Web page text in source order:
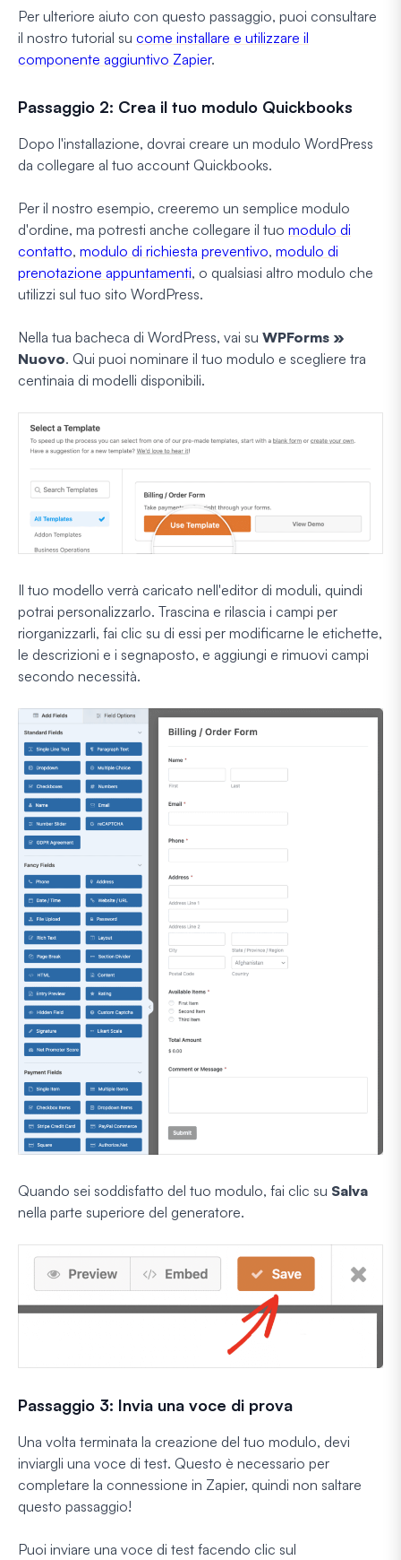
Per ulteriore aiuto con questo passaggio, puoi consultare
il nostro tutorial su come installare e utilizzare il
componente aggiuntivo Zapier.
Passaggio 2: Crea il tuo modulo Quickbooks
Dopo l'installazione, dovrai creare un modulo WordPress
da collegare al tuo account Quickbooks.
Per il nostro esempio, creeremo un semplice modulo
d'ordine, ma potresti anche collegare il tuo modulo di
contatto, modulo di richiesta preventivo, modulo di
prenotazione appuntamenti, o qualsiasi altro modulo che
utilizzi sul tuo sito WordPress.
Nella tua bacheca di WordPress, vai su WPForms »
Nuovo. Qui puoi nominare il tuo modulo e scegliere tra
centinaia di modelli disponibili.
Il tuo modello verrà caricato nell'editor di moduli, quindi
potrai personalizzarlo. Trascina e rilascia i campi per
riorganizzarli, fai clic su di essi per modificarne le etichette,
le descrizioni e i segnaposto, e aggiungi e rimuovi campi
secondo necessità.
Quando sei soddisfatto del tuo modulo, fai clic su Salva
nella parte superiore del generatore.
Passaggio 3: Invia una voce di prova
Una volta terminata la creazione del tuo modulo, devi
inviargli una voce di test. Questo è necessario per
completare la connessione in Zapier, quindi non saltare
questo passaggio!
Puoi inviare una voce di test facendo clic sul